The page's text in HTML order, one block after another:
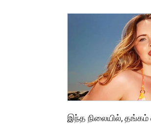
இந்த நிலையில், தங்கம்